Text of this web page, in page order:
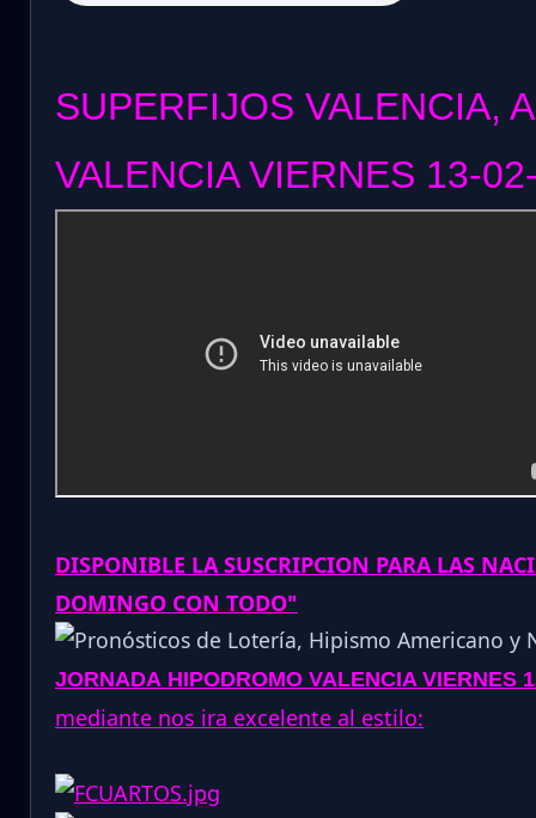
SUPERFIJOS VALENCIA,
VALENCIA VIERNES 13-
DISPONIBLE LA SUSCRIPCION PARA LAS
DOMINGO CON TODO"
JORNADA HIPODROMO VALENCIA VIERNES
mediante nos ira excelente al estilo: